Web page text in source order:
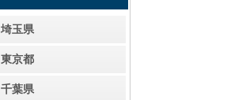
埼玉県
東京都
千葉県